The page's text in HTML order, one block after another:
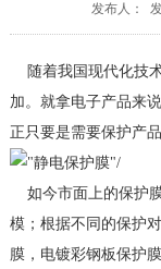
发布人：
随着我国现代化技
加。就拿电子产品来
正只要是需要保护产
如今市面上的保护
模；根据不同的保护
膜，电镀彩钢板保护